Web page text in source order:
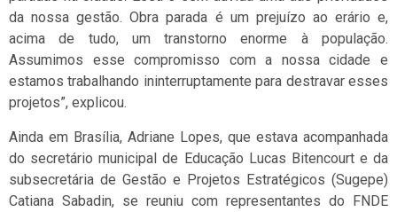
da nossa gestão. Obra parada é um prejuízo ao erário e,
acima de tudo, um transtorno enorme à população.
Assumimos esse compromisso com a nossa cidade e
estamos trabalhando ininterruptamente para destravar esses
projetos”, explicou.
Ainda em Brasília, Adriane Lopes, que estava acompanhada
do secretário municipal de Educação Lucas Bitencourt e da
subsecretária de Gestão e Projetos Estratégicos (Sugepe)
Catiana Sabadin, se reuniu com representantes do FNDE